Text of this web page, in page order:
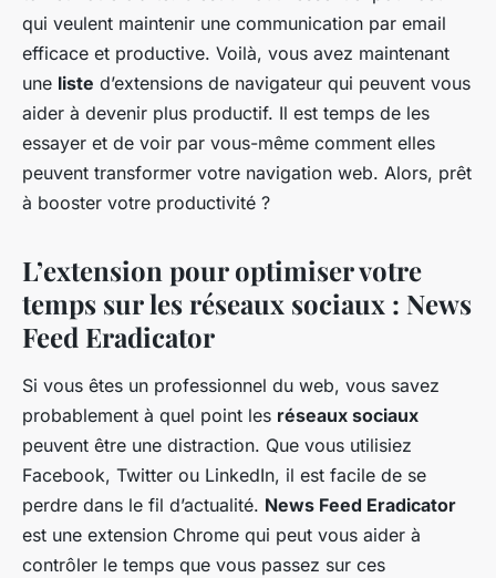
qui veulent maintenir une communication par email
efficace et productive. Voilà, vous avez maintenant
une liste d’extensions de navigateur qui peuvent vous
aider à devenir plus productif. Il est temps de les
essayer et de voir par vous-même comment elles
peuvent transformer votre navigation web. Alors, prêt
à booster votre productivité ?
L’extension pour optimiser votre
temps sur les réseaux sociaux : News
Feed Eradicator
Si vous êtes un professionnel du web, vous savez
probablement à quel point les réseaux sociaux
peuvent être une distraction. Que vous utilisiez
Facebook, Twitter ou LinkedIn, il est facile de se
perdre dans le fil d’actualité. News Feed Eradicator
est une extension Chrome qui peut vous aider à
contrôler le temps que vous passez sur ces